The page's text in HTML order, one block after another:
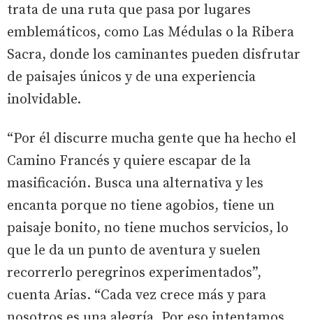
trata de una ruta que pasa por lugares
emblemáticos, como Las Médulas o la Ribera
Sacra, donde los caminantes pueden disfrutar
de paisajes únicos y de una experiencia
inolvidable.
“Por él discurre mucha gente que ha hecho el
Camino Francés y quiere escapar de la
masificación. Busca una alternativa y les
encanta porque no tiene agobios, tiene un
paisaje bonito, no tiene muchos servicios, lo
que le da un punto de aventura y suelen
recorrerlo peregrinos experimentados”,
cuenta Arias. “Cada vez crece más y para
nosotros es una alegría. Por eso intentamos